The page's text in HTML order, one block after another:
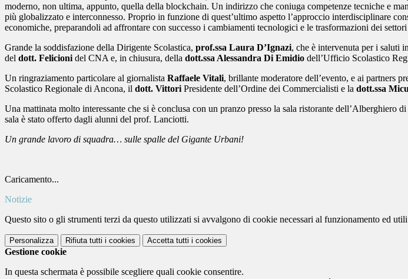
moderno, non ultima, appunto, quella della blockchain. Un indirizzo che coniuga competenze tecniche e
più globalizzato e interconnesso. Proprio in funzione di quest’ultimo aspetto l’approccio interdisciplinare
economiche, preparandoli ad affrontare con successo i cambiamenti tecnologici e le trasformazioni dei
Grande la soddisfazione della Dirigente Scolastica, prof.ssa Laura D’Ignazi, che è intervenuta per i saluti
del dott. Felicioni del CNA e, in chiusura, della dott.ssa Alessandra Di Emidio dell’Ufficio Scolastico
Un ringraziamento particolare al giornalista Raffaele Vitali, brillante moderatore dell’evento, e ai partners
Scolastico Regionale di Ancona, il dott. Vittori Presidente dell’Ordine dei Commercialisti e la dott.ssa
Una mattinata molto interessante che si è conclusa con un pranzo presso la sala ristorante
sala è stato offerto dagli alunni del prof. Lanciotti.
Un grande lavoro di squadra… sulle spalle del Gigante Urbani!
Caricamento...
Notizie
Questo sito o gli strumenti terzi da questo utilizzati si avvalgono di cookie necessari al funzionamento ed
Personalizza Rifiuta tutti i cookies Accetta tutti i cookies
Gestione cookie
In questa schermata è possibile scegliere quali cookie consentire.